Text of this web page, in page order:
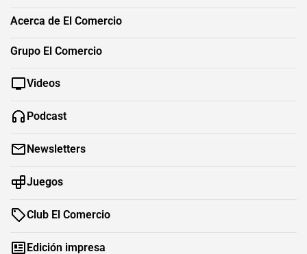
Acerca de El Comercio
Grupo El Comercio
Videos
Podcast
Newsletters
Juegos
Club El Comercio
Edición impresa